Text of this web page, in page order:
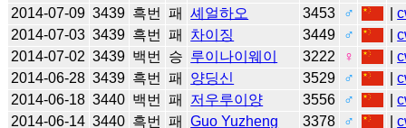
2014-07-09 3439 흑번 패 셰얼하오 3453 ♂ |
2014-07-03 3439 흑번 패 차이징 3449 ♂ |
2014-07-02 3439 백번 승 루이나이웨이 3222 ♀ |
2014-06-28 3439 흑번 패 양딩신 3529 ♂ |
2014-06-18 3440 백번 패 저우루이양 3556 ♂ |
2014-06-14 3440 흑번 패 Guo Yuzheng 3378 ♂ |